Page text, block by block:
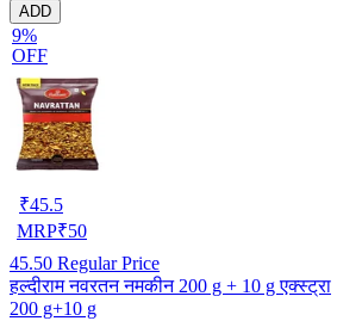
ADD
9%
OFF
₹45.5
MRP₹50
45.50 Regular Price
हल्दीराम नवरतन नमकीन 200 g + 10 g एक्स्ट्रा
200 g+10 g